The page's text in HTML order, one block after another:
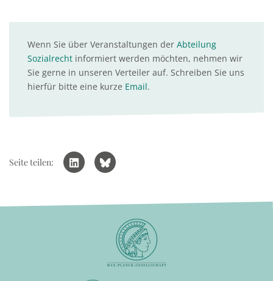
Wenn Sie über Veranstaltungen der Abteilung
Sozialrecht informiert werden möchten, nehmen wir
Sie gerne in unseren Verteiler auf. Schreiben Sie uns
hierfür bitte eine kurze Email.
Seite teilen: